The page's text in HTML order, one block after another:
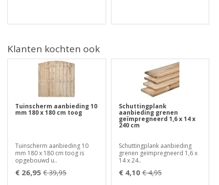
Klanten kochten ook
Tuinscherm aanbieding 10
mm 180 x 180 cm toog
Tuinscherm aanbieding 10
mm 180 x 180 cm toog is
opgebouwd u..
€ 26,95 € 39,95
Schuttingplank
aanbieding grenen
geïmpregneerd 1,6 x 14 x
240 cm
Schuttingplank aanbieding
grenen geïmpregneerd 1,6 x
14 x 24..
€ 4,10 € 4,95